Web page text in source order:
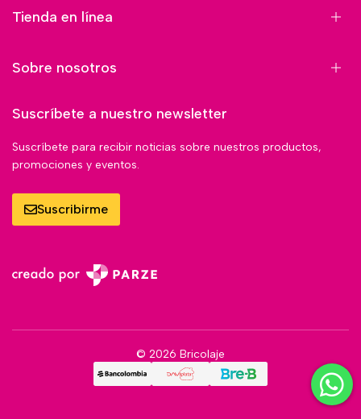
Tienda en línea
Sobre nosotros
Suscríbete a nuestro newsletter
Suscríbete para recibir noticias sobre nuestros productos,
promociones y eventos.
Suscribirme
© 2026 Bricolaje